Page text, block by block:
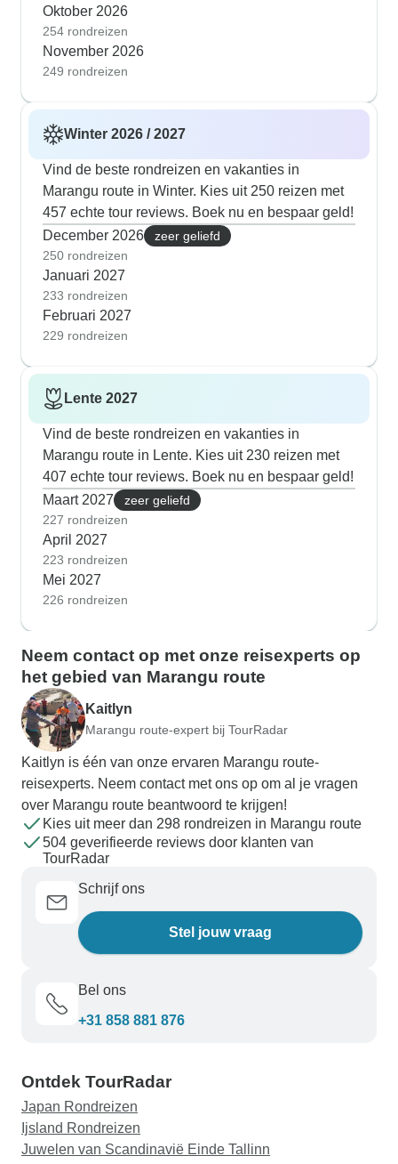
Oktober 2026
254 rondreizen
November 2026
249 rondreizen
Winter 2026 / 2027
Vind de beste rondreizen en vakanties in
Marangu route in Winter. Kies uit 250 reizen met
457 echte tour reviews. Boek nu en bespaar geld!
December 2026
zeer geliefd
250 rondreizen
Januari 2027
233 rondreizen
Februari 2027
229 rondreizen
Lente 2027
Vind de beste rondreizen en vakanties in
Marangu route in Lente. Kies uit 230 reizen met
407 echte tour reviews. Boek nu en bespaar geld!
Maart 2027
zeer geliefd
227 rondreizen
April 2027
223 rondreizen
Mei 2027
226 rondreizen
Neem contact op met onze reisexperts op
het gebied van Marangu route
Kaitlyn
Marangu route-expert bij TourRadar
Kaitlyn is één van onze ervaren Marangu route-
reisexperts. Neem contact met ons op om al je vragen
over Marangu route beantwoord te krijgen!
Kies uit meer dan 298 rondreizen in Marangu route
504 geverifieerde reviews door klanten van
TourRadar
Schrijf ons
Stel jouw vraag
Bel ons
+31 858 881 876
Ontdek TourRadar
Japan Rondreizen
Ijsland Rondreizen
Juwelen van Scandinavië Einde Tallinn